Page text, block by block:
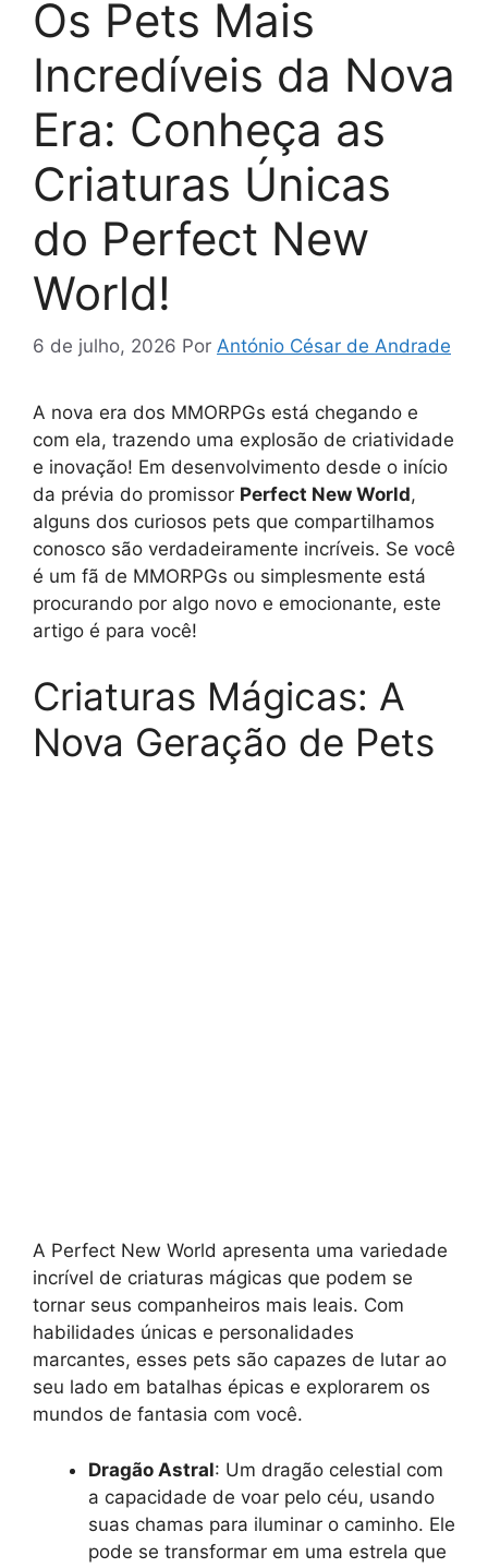
Os Pets Mais
Incredíveis da Nova
Era: Conheça as
Criaturas Únicas
do Perfect New
World!
6 de julho, 2026 Por António César de Andrade
A nova era dos MMORPGs está chegando e
com ela, trazendo uma explosão de criatividade
e inovação! Em desenvolvimento desde o início
da prévia do promissor Perfect New World,
alguns dos curiosos pets que compartilhamos
conosco são verdadeiramente incríveis. Se você
é um fã de MMORPGs ou simplesmente está
procurando por algo novo e emocionante, este
artigo é para você!
Criaturas Mágicas: A
Nova Geração de Pets
A Perfect New World apresenta uma variedade
incrível de criaturas mágicas que podem se
tornar seus companheiros mais leais. Com
habilidades únicas e personalidades
marcantes, esses pets são capazes de lutar ao
seu lado em batalhas épicas e explorarem os
mundos de fantasia com você.
Dragão Astral: Um dragão celestial com
a capacidade de voar pelo céu, usando
suas chamas para iluminar o caminho. Ele
pode se transformar em uma estrela que